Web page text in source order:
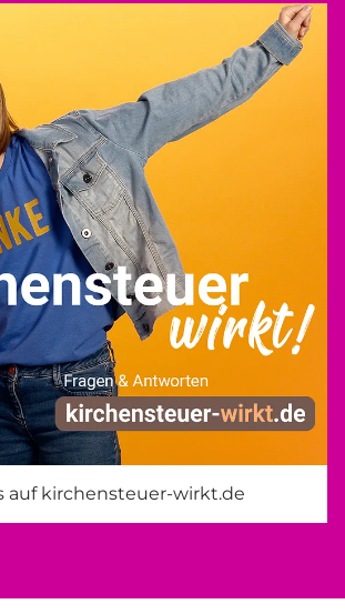
auf kirchensteuer-wirkt.de